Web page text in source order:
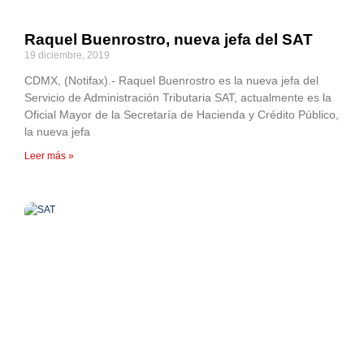
Raquel Buenrostro, nueva jefa del SAT
19 diciembre, 2019
CDMX, (Notifax).- Raquel Buenrostro es la nueva jefa del
Servicio de Administración Tributaria SAT, actualmente es la
Oficial Mayor de la Secretaría de Hacienda y Crédito Público,
la nueva jefa
Leer más »